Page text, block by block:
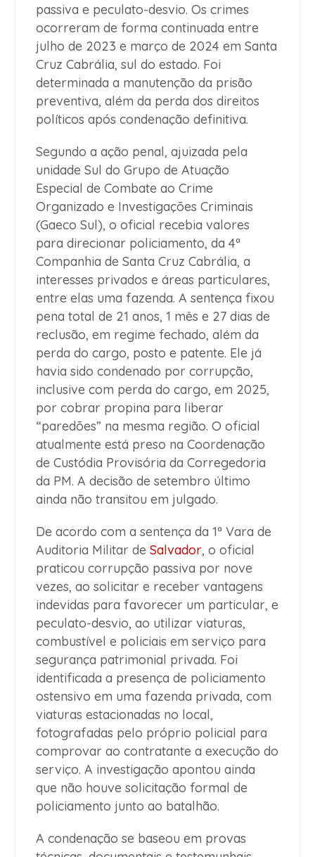
passiva e peculato-desvio. Os crimes
ocorreram de forma continuada entre
julho de 2023 e março de 2024 em Santa
Cruz Cabrália, sul do estado. Foi
determinada a manutenção da prisão
preventiva, além da perda dos direitos
políticos após condenação definitiva.
Segundo a ação penal, ajuizada pela
unidade Sul do Grupo de Atuação
Especial de Combate ao Crime
Organizado e Investigações Criminais
(Gaeco Sul), o oficial recebia valores
para direcionar policiamento, da 4ª
Companhia de Santa Cruz Cabrália, a
interesses privados e áreas particulares,
entre elas uma fazenda. A sentença fixou
pena total de 21 anos, 1 mês e 27 dias de
reclusão, em regime fechado, além da
perda do cargo, posto e patente. Ele já
havia sido condenado por corrupção,
inclusive com perda do cargo, em 2025,
por cobrar propina para liberar
“paredões” na mesma região. O oficial
atualmente está preso na Coordenação
de Custódia Provisória da Corregedoria
da PM. A decisão de setembro último
ainda não transitou em julgado.
De acordo com a sentença da 1ª Vara de
Auditoria Militar de Salvador, o oficial
praticou corrupção passiva por nove
vezes, ao solicitar e receber vantagens
indevidas para favorecer um particular, e
peculato-desvio, ao utilizar viaturas,
combustível e policiais em serviço para
segurança patrimonial privada. Foi
identificada a presença de policiamento
ostensivo em uma fazenda privada, com
viaturas estacionadas no local,
fotografadas pelo próprio policial para
comprovar ao contratante a execução do
serviço. A investigação apontou ainda
que não houve solicitação formal de
policiamento junto ao batalhão.
A condenação se baseou em provas